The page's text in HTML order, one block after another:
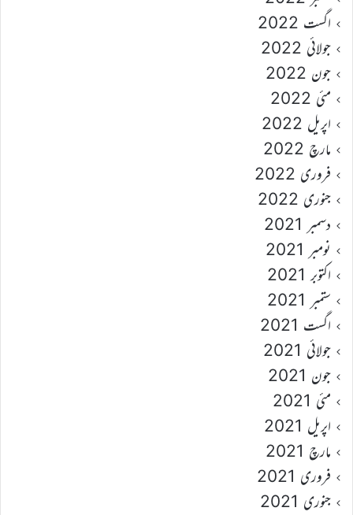
اگست 2022
جولائی 2022
جون 2022
مئی 2022
اپریل 2022
مارچ 2022
فروری 2022
جنوری 2022
دسمبر 2021
نومبر 2021
اکتوبر 2021
ستمبر 2021
اگست 2021
جولائی 2021
جون 2021
مئی 2021
اپریل 2021
مارچ 2021
فروری 2021
جنوری 2021